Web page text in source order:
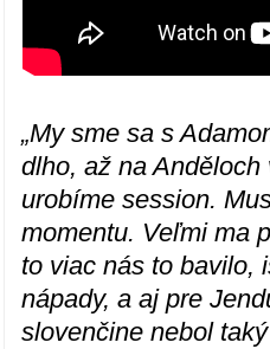
„My sme sa s
dlho, až na
urobíme session.
momentu. Veľmi ma
to viac nás to bavilo,
nápady, a aj pre
slovenčine nebol